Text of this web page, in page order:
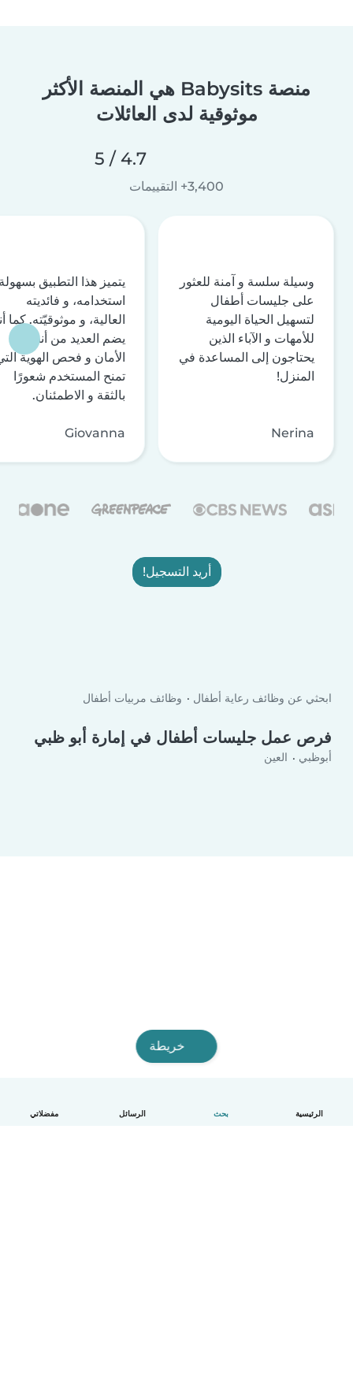
الرئيسية بحث الرسائل مفضلاتي
منصة Babysits هي المنصة الأكثر
موثوقية لدى العائلات
4.7 / 5
3,400+ التقييمات
وسيلة سلسة و آمنة للعثور
على جليسات أطفال
لتسهيل الحياة اليومية
للأمهات و الآباء الذين
يحتاجون إلى المساعدة في
المنزل!
Nerina
يتميز هذا التطبيق
استخدامه، و فائديته
العالية، و موثوقيّته. كما
يضم العديد من أنظمة
الأمان و فحص الهوية
تمنح المستخدم شعورًا
بالثقة و الاطمئنان.
Giovanna
أريد التسجيل!
ابحثي عن وظائف رعاية أطفال وظائف مربيات أطفال
فرص عمل جليسات أطفال في إمارة أبو ظبي
أبوظبي العين
خريطة